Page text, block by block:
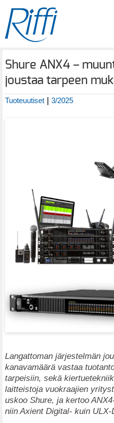
Shure ANX4 –
joustaa tarpeen
Tuoteuutiset | 3/2025
Langattoman järjestelmän
kanavamäärä vastaa
tarpeisiin, sekä
laitteistoja vuokraajien
uskoo Shure, ja kertoo
niin Axient Digital- kuin